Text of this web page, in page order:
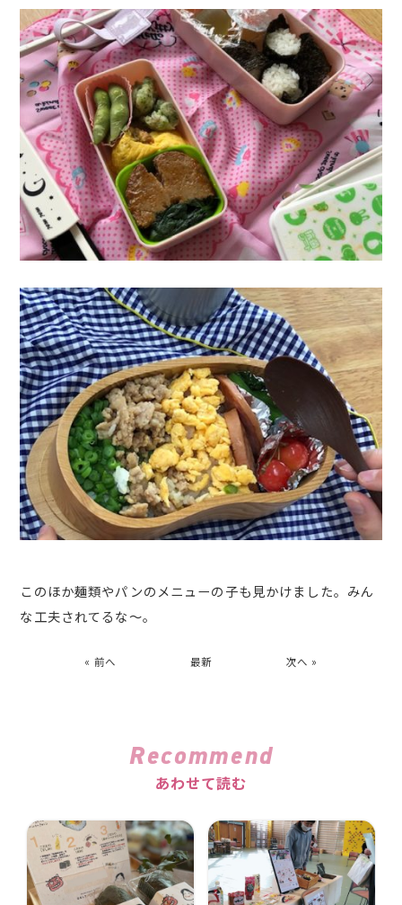
このほか麺類やパンのメニューの子も見かけました。みん
な工夫されてるな～。
« 前へ 最新 次へ »
Recommend
あわせて読む